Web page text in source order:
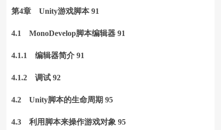
第4章 Unity游戏脚本 91
4.1 MonoDevelop脚本编辑器 91
4.1.1 编辑器简介 91
4.1.2 调试 92
4.2 Unity脚本的生命周期 95
4.3 利用脚本来操作游戏对象 95